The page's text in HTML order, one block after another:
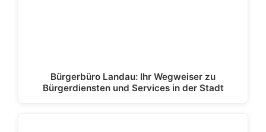
Bürgerbüro Landau: Ihr Wegweiser zu
Bürgerdiensten und Services in der Stadt